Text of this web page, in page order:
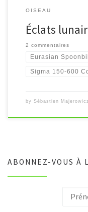
OISEAU
Éclats
2 commentaires
Eurasian
Sigma 150-600
by Sébastien Majerowicz
ABONNEZ-VOUS À